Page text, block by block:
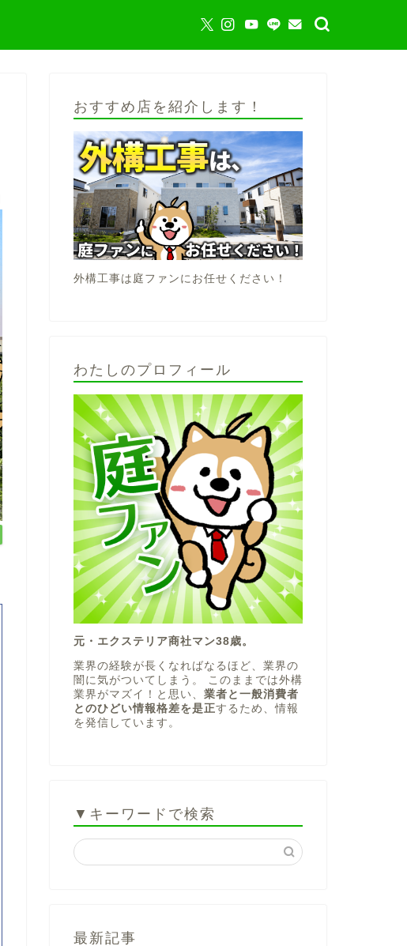
おすすめ店を紹介します！
外構工事は庭ファンにお任せください！
わたしのプロフィール
元・エクステリア商社マン38歳。
業界の経験が長くなればなるほど、業界の
闇に気がついてしまう。 このままでは外構
業界がマズイ！と思い、 業者と一般消費者
とのひどい情報格差を是正するため、情報
を発信しています。
▼キーワードで検索
最新記事